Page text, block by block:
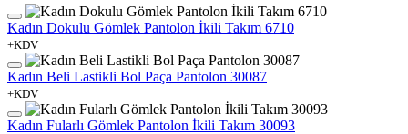
Kadın Dokulu Gömlek Pantolon İkili Takım 6710
+KDV
Kadın Beli Lastikli Bol Paça Pantolon 30087
+KDV
Kadın Fularlı Gömlek Pantolon İkili Takım 30093